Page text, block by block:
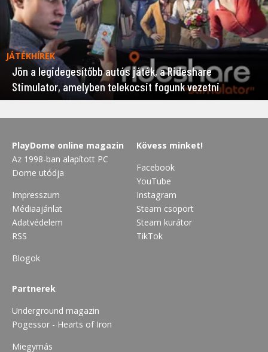
JÁTÉKHÍREK
Jön a legidegesítőbb autós játék, a Rideshare
Stimulator, amelyben telekocsit fogunk vezetni
PlayDome online magazin
Az 1998-ban alapított PC
Dome utódja
Impresszum
Médiaajánlat
Adatvédelem
RSS
Blogok
Kövess minket!
Facebook
YouTube
Instagram
Steam csoport
Steam kurátor
TikTok
Partnerek
Underground magazin
Pogessor - Hearts of Iron
Miegymás